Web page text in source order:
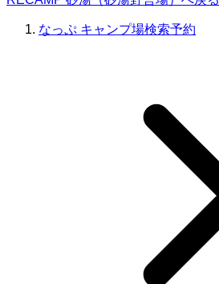
なっぷ キャンプ場検索予約